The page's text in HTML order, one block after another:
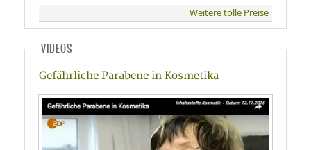
Weitere tolle Preise
VIDEOS
Gefährliche Parabene in Kosmetika